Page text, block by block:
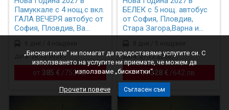
Памуккале с 4 нощ.с вкл.
ГАЛА ВЕЧЕРЯ автобус от
София, Пловдив, Ва...
дата: 28.12.2026 г.
от 385 € / 753 лв.
БЕЛЕК с 5 нощ. автобус
от София, Пловдив,
Стара Загора,Варна и
Бур...
дата: 27.12.2026 г.
от328 € / 642 лв.
„Бисквитките“ ни помагат да предоставяме услугите си. С
използването на услугите ни приемате, че можем да
използваме „бисквитки“.
Прочети повече Съгласен съм